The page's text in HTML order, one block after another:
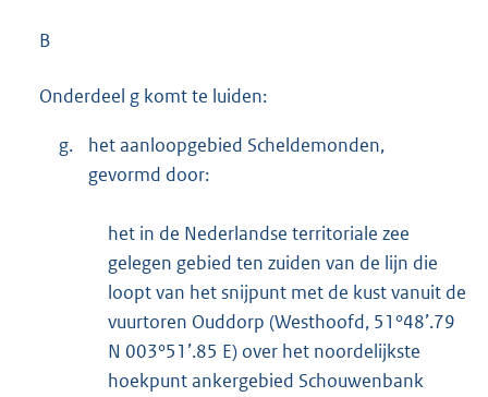
B
Onderdeel g komt te luiden:
g.
het aanloopgebied Scheldemonden,
gevormd door:
het in de Nederlandse territoriale zee
gelegen gebied ten zuiden van de lijn die
loopt van het snijpunt met de kust vanuit de
vuurtoren Ouddorp (Westhoofd, 51°48’.79
N 003°51’.85 E) over het noordelijkste
hoekpunt ankergebied Schouwenbank